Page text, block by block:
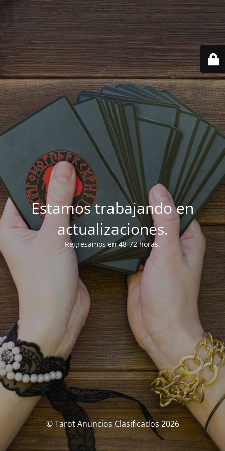
Estamos trabajando en
actualizaciones.
Regresamos en 48-72 horas.
© Tarot Anuncios Clasificados 2026